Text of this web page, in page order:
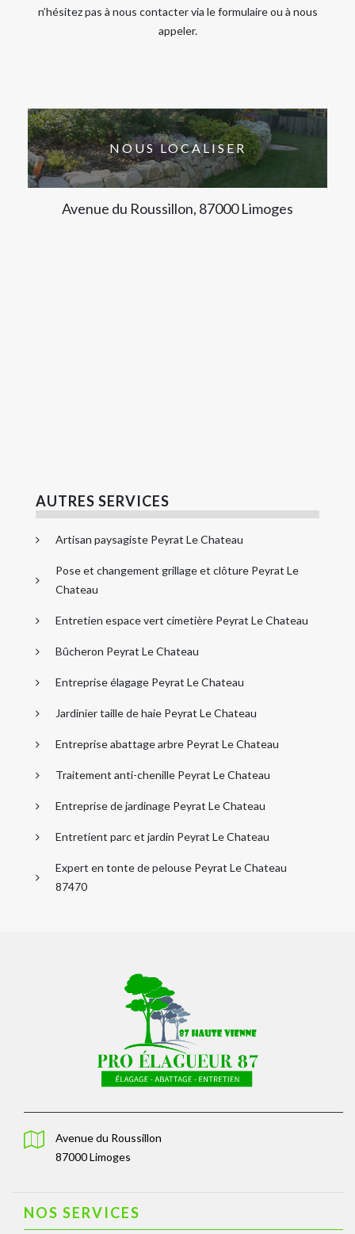
n’hésitez pas à nous contacter via le formulaire ou à nous
appeler.
NOUS LOCALISER
Avenue du Roussillon, 87000 Limoges
AUTRES SERVICES
Artisan paysagiste Peyrat Le Chateau
Pose et changement grillage et clôture Peyrat Le
Chateau
Entretien espace vert cimetière Peyrat Le Chateau
Bûcheron Peyrat Le Chateau
Entreprise élagage Peyrat Le Chateau
Jardinier taille de haie Peyrat Le Chateau
Entreprise abattage arbre Peyrat Le Chateau
Traitement anti-chenille Peyrat Le Chateau
Entreprise de jardinage Peyrat Le Chateau
Entretient parc et jardin Peyrat Le Chateau
Expert en tonte de pelouse Peyrat Le Chateau
87470
Avenue du Roussillon
87000 Limoges
NOS SERVICES